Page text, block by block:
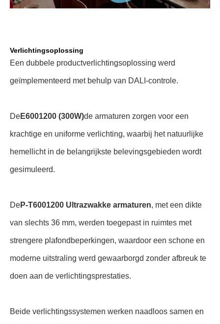
Verlichtingsoplossing
Een dubbele productverlichtingsoplossing werd
geïmplementeerd met behulp van DALI-controle.
DeE6001200 (300W)de armaturen zorgen voor een
krachtige en uniforme verlichting, waarbij het natuurlijke
hemellicht in de belangrijkste belevingsgebieden wordt
gesimuleerd.
DeP-T6001200 Ultrazwakke armaturen, met een dikte
van slechts 36 mm, werden toegepast in ruimtes met
strengere plafondbeperkingen, waardoor een schone en
moderne uitstraling werd gewaarborgd zonder afbreuk te
doen aan de verlichtingsprestaties.
Beide verlichtingssystemen werken naadloos samen en